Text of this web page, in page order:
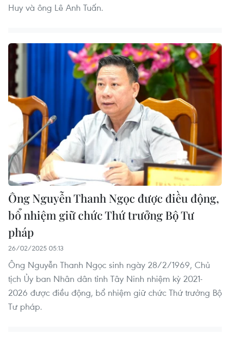
Huy và ông Lê Anh Tuấn.
Ông Nguyễn Thanh Ngọc được điều động,
bổ nhiệm giữ chức Thứ trưởng Bộ Tư
pháp
26/02/2025 05:13
Ông Nguyễn Thanh Ngọc sinh ngày 28/2/1969, Chủ
tịch Ủy ban Nhân dân tỉnh Tây Ninh nhiệm kỳ 2021-
2026 được điều động, bổ nhiệm giữ chức Thứ trưởng Bộ
Tư pháp.